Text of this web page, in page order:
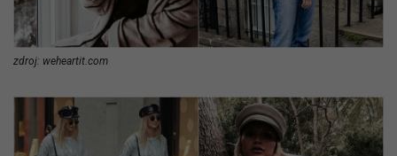
zdroj: weheartit.com